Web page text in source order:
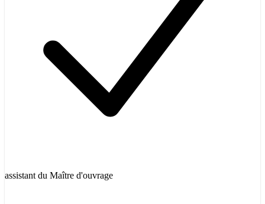
assistant du Maître d'ouvrage